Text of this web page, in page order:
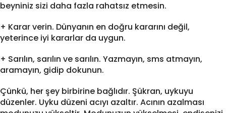
beyniniz sizi daha fazla rahatsız etmesin.
+ Karar verin. Dünyanın en doğru kararını değil,
yeterince iyi kararlar da uygun.
+ Sarılın, sarılın ve sarılın. Yazmayın, sms atmayın,
aramayın, gidip dokunun.
Çünkü, her şey birbirine bağlıdır. Şükran, uykuyu
düzenler. Uyku düzeni acıyı azaltır. Acının azalması